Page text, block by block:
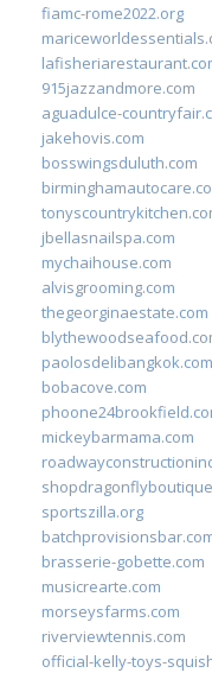
fiamc-rome2022.org
915jazzandmore.com
aguadulce-
jakehovis.com
bosswingsduluth.com
jbellasnailspa.com
mychaihouse.com
alvisgrooming.com
thegeorginaestate.com
paolosdelibangkok.com
bobacove.com
mickeybarmama.com
sportszilla.org
brasserie-gobette.com
musicrearte.com
morseysfarms.com
riverviewtennis.com
official-kelly-toys-